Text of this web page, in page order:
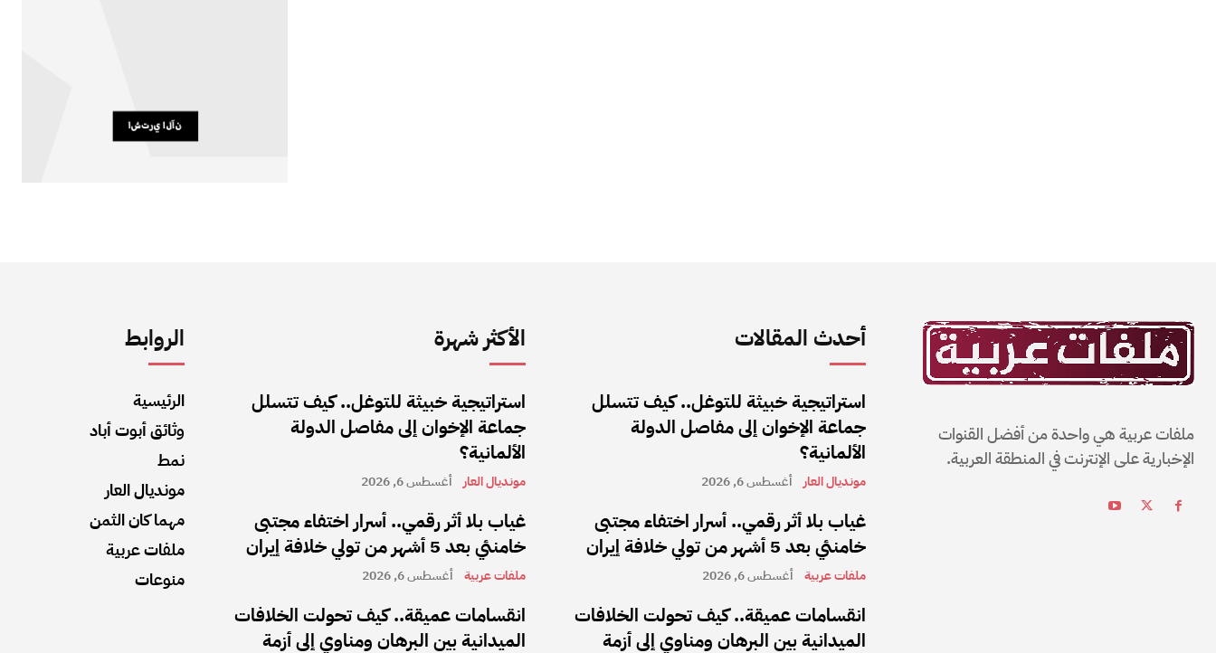
الروابط
الرئيسية
وثائق أبوت أباد
نمط
مونديال العار
مهما كان الثمن
ملفات عربية
منوعات
الأكثر شهرة
استراتيجية خبيثة للتوغل.. كيف تتسلل
جماعة الإخوان إلى مفاصل الدولة
الألمانية؟
مونديال العار أغسطس 6, 2026
غياب بلا أثر رقمي.. أسرار اختفاء مجتبى
خامنئي بعد 5 أشهر من تولي خلافة إيران
ملفات عربية أغسطس 6, 2026
انقسامات عميقة.. كيف تحولت الخلافات
الميدانية بين البرهان ومناوي إلى أزمة
أحدث المقالات
استراتيجية خبيثة للتوغل.. كيف تتسلل
جماعة الإخوان إلى مفاصل الدولة
الألمانية؟
مونديال العار أغسطس 6, 2026
غياب بلا أثر رقمي.. أسرار اختفاء مجتبى
خامنئي بعد 5 أشهر من تولي خلافة إيران
ملفات عربية أغسطس 6, 2026
انقسامات عميقة.. كيف تحولت الخلافات
الميدانية بين البرهان ومناوي إلى أزمة
ملفات عربية هي واحدة من أفضل القنوات
الإخبارية على الإنترنت في المنطقة العربية.